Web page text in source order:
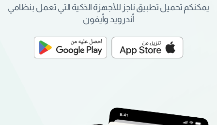
يمكنكم تحميل تطبيق ناجز للأجهزة الذكية التي تعمل بنظامي
أندرويد وأيفون